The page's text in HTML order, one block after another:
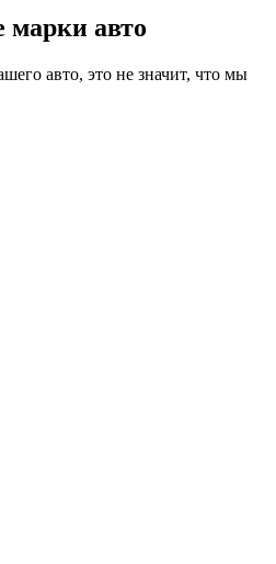
авто
авто, это не значит, что мы